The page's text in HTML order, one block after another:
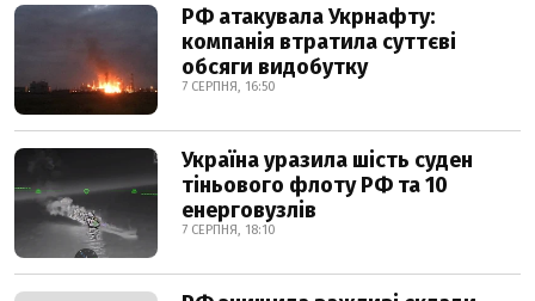
РФ атакувала Укрнафту:
компанія втратила суттєві
обсяги видобутку
7 СЕРПНЯ, 16:50
Україна уразила шість суден
тіньового флоту РФ та 10
енерговузлів
7 СЕРПНЯ, 18:10